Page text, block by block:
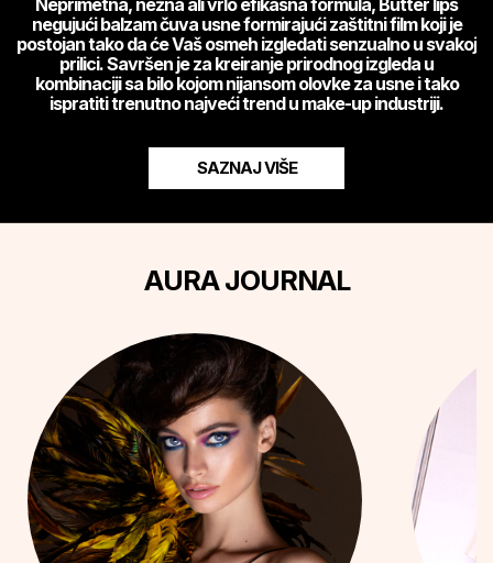
negujući balzam čuva usne formirajući zaštitni film koji je
postojan tako da će Vaš osmeh izgledati senzualno u svakoj
prilici. Savršen je za kreiranje prirodnog izgleda u
kombinaciji sa bilo kojom nijansom olovke za usne i tako
ispratiti trenutno najveći trend u make-up industriji.
SAZNAJ VIŠE
AURA JOURNAL